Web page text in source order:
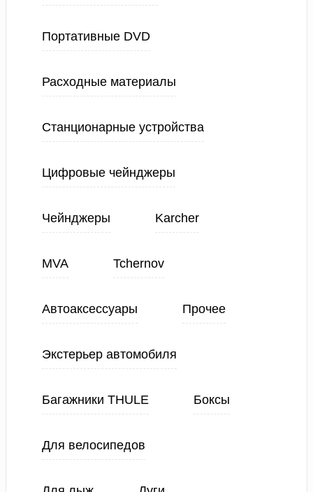
Портативные DVD
Расходные материалы
Станционарные устройства
Цифровые чейнджеры
Чейнджеры Karcher
MVA Tchernov
Автоаксессуары Прочее
Экстерьер автомобиля
Багажники THULE Боксы
Для велосипедов